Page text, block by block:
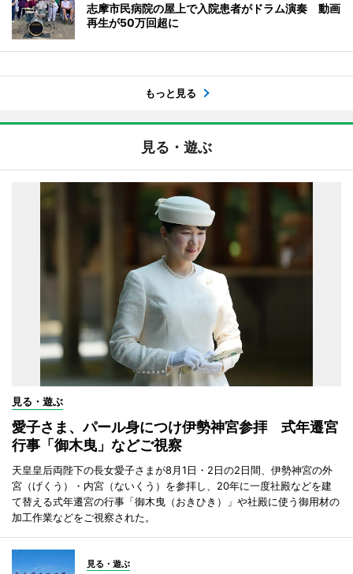
志摩市民病院の屋上で入院患者がドラム演奏 動画
再生が50万回超に
もっと見る
見る・遊ぶ
見る・遊ぶ
愛子さま、パール身につけ伊勢神宮参拝 式年遷宮
行事「御木曳」などご視察
天皇皇后両陛下の長女愛子さまが8月1日・2日の2日間、伊勢神宮の外
宮（げくう）・内宮（ないくう）を参拝し、20年に一度社殿などを建
て替える式年遷宮の行事「御木曳（おきひき）」や社殿に使う御用材の
加工作業などをご視察された。
見る・遊ぶ